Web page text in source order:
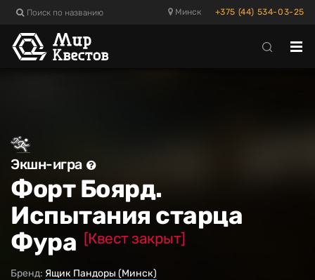
Минск
Поиск по названию +375 (44) 534-03-25
Экшн-игра
Форт Боярд.
Испытания старца
Фура [Квест закрыт]
Бренд: Ящик Пандоры (Минск)